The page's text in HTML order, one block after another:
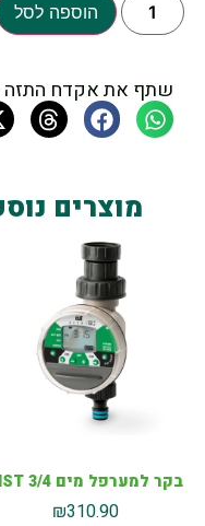
הוספה לסל
שתף את אקדח התזה
מוצרים
בקר למערפל מים MIST 3/4
₪310.90